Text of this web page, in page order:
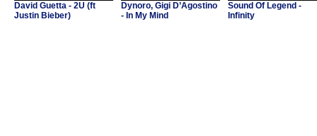
David Guetta - 2U (ft
Justin Bieber)
Dynoro, Gigi D’Agostino
- In My Mind
Sound Of Legend -
Infinity